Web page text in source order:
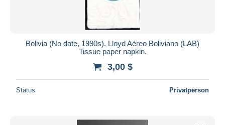
Bolivia (No date, 1990s). Lloyd Aéreo Boliviano (LAB)
Tissue paper napkin.
3,00 $
Status Privatperson